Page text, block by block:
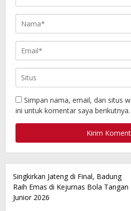
Simpan nama, email, dan situs
ini untuk komentar saya berikutnya.
Singkirkan Jateng di Final, Badung
Raih Emas di Kejurnas Bola Tangan
Junior 2026